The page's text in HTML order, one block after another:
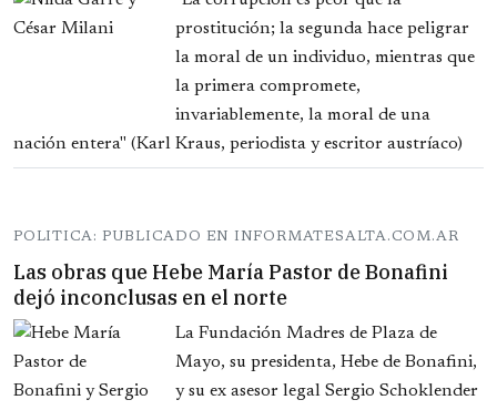
prostitución; la segunda hace peligrar
la moral de un individuo, mientras que
la primera compromete,
invariablemente, la moral de una
nación entera" (Karl Kraus, periodista y escritor austríaco)
POLITICA: PUBLICADO EN INFORMATESALTA.COM.AR
Las obras que Hebe María Pastor de Bonafini
dejó inconclusas en el norte
La Fundación Madres de Plaza de
Mayo, su presidenta, Hebe de Bonafini,
y su ex asesor legal Sergio Schoklender